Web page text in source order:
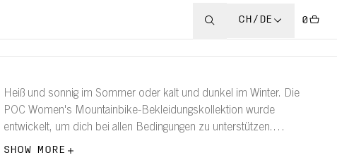
CH/DE 0
Heiß und sonnig im Sommer oder kalt und dunkel im Winter. Die
POC Women's Mountainbike-Bekleidungskollektion wurde
entwickelt, um dich bei allen Bedingungen zu unterstützen.
Entdecken Sie unsere Mountainbike-Jacken, Trikots, T-Shirts,
SHOW MORE